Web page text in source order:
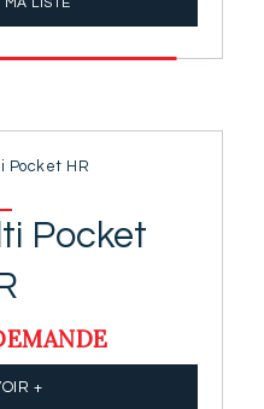
Pocket
+